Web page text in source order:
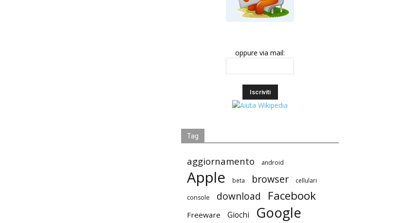
oppure via mail:
Tag
aggiornamento android
Apple beta browser cellulari
console download Facebook
Freeware Giochi Google